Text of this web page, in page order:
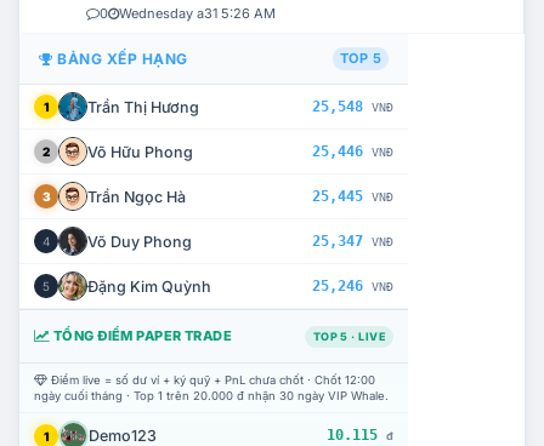
0 Wednesday a31 5:26 AM
BẢNG XẾP HẠNG TOP 5
1 Trần Thị Hương 25,548 VNĐ
2 Võ Hữu Phong 25,446 VNĐ
3 Trần Ngọc Hà 25,445 VNĐ
4 Võ Duy Phong 25,347 VNĐ
5 Đặng Kim Quỳnh 25,246 VNĐ
TỔNG ĐIỂM PAPER TRADE TOP 5 · LIVE
Điểm live = số dư ví + ký quỹ + PnL chưa chốt · Chốt 12:00
ngày cuối tháng · Top 1 trên 20.000 đ nhận 30 ngày VIP Whale.
1 Demo123 10.115 đ